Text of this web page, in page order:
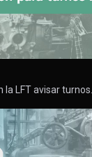
LFT avisar turnos…